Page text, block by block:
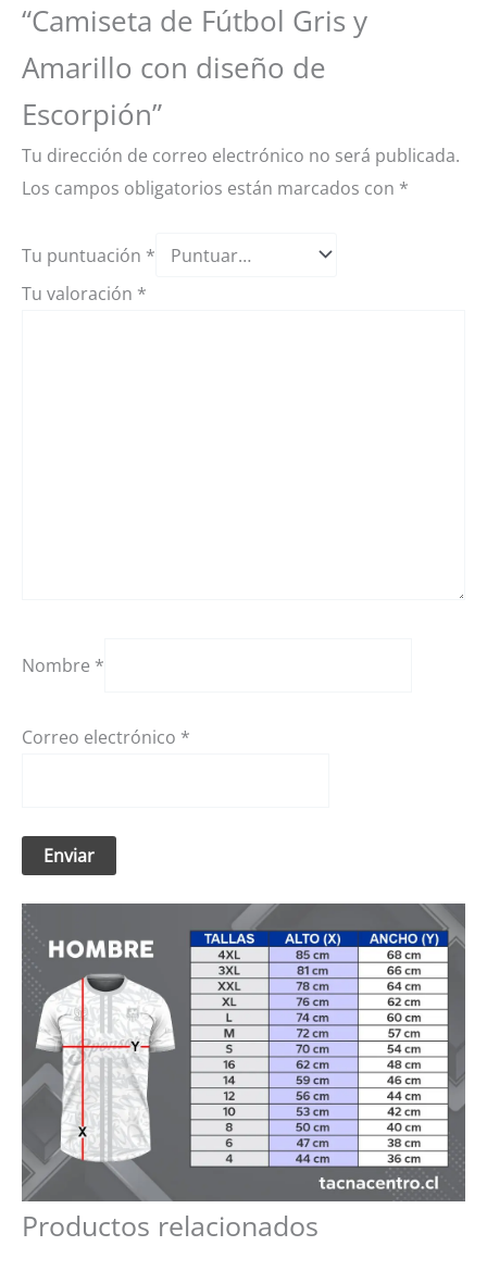
“Camiseta de Fútbol Gris y
Amarillo con diseño de
Escorpión”
Tu dirección de correo electrónico no será publicada.
Los campos obligatorios están marcados con *
Tu puntuación *
Tu valoración *
Nombre *
Correo electrónico *
Productos relacionados